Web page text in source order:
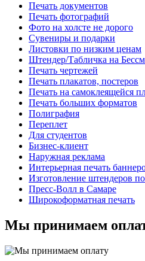
Печать документов
Печать фотографий
Фото на холсте не дорого
Сувениры и подарки
Листовки по низким ценам
Штендер/Табличка на
Печать чертежей
Печать плакатов, постеров
Печать на самоклеящейся
Печать больших форматов
Полиграфия
Переплет
Для студентов
Бизнес-клиент
Наружная реклама
Интерьерная печать
Изготовление штендеров
Пресс-Волл в Самаре
Широкоформатная печать
Мы принимаем